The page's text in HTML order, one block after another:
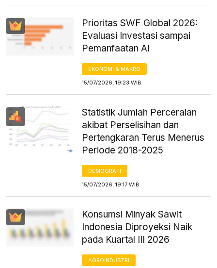
Prioritas SWF Global 2026:
Evaluasi Investasi sampai
Pemanfaatan AI
EKONOMI & MAKRO
15/07/2026, 19:23 WIB
Statistik Jumlah Perceraian
akibat Perselisihan dan
Pertengkaran Terus Menerus
Periode 2018-2025
DEMOGRAFI
15/07/2026, 19:17 WIB
Konsumsi Minyak Sawit
Indonesia Diproyeksi Naik
pada Kuartal III 2026
AGROINDUSTRI